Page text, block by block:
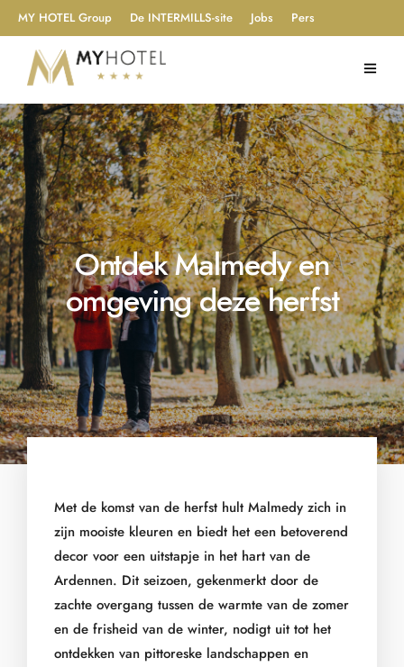
MY HOTEL Group De INTERMILLS-site Jobs Pers
Ontdek Malmedy en
omgeving deze herfst
Met de komst van de herfst hult Malmedy zich in
zijn mooiste kleuren en biedt het een betoverend
decor voor een uitstapje in het hart van de
Ardennen. Dit seizoen, gekenmerkt door de
zachte overgang tussen de warmte van de zomer
en de frisheid van de winter, nodigt uit tot het
ontdekken van pittoreske landschappen en